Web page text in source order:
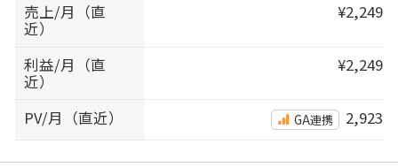
売上/月（直
近）
¥2,249
利益/月（直
近）
¥2,249
PV/月（直近） GA連携 2,923